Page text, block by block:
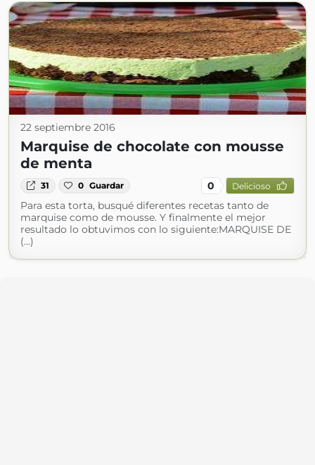
22 septiembre 2016
Marquise de chocolate con mousse
de menta
31 0 Guardar 0 Delicioso
Para esta torta, busqué diferentes recetas tanto de
marquise como de mousse. Y finalmente el mejor
resultado lo obtuvimos con lo siguiente:MARQUISE DE
(...)